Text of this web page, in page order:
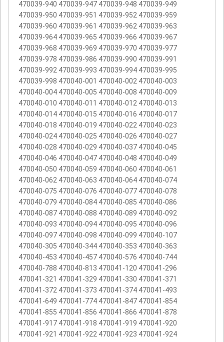
470039-940 470039-947 470039-948 470039-949
470039-950 470039-951 470039-952 470039-959
470039-960 470039-961 470039-962 470039-963
470039-964 470039-965 470039-966 470039-967
470039-968 470039-969 470039-970 470039-977
470039-978 470039-986 470039-990 470039-991
470039-992 470039-993 470039-994 470039-995
470039-998 470040-001 470040-002 470040-003
470040-004 470040-005 470040-008 470040-009
470040-010 470040-011 470040-012 470040-013
470040-014 470040-015 470040-016 470040-017
470040-018 470040-019 470040-022 470040-023
470040-024 470040-025 470040-026 470040-027
470040-028 470040-029 470040-037 470040-045
470040-046 470040-047 470040-048 470040-049
470040-050 470040-059 470040-060 470040-061
470040-062 470040-063 470040-064 470040-074
470040-075 470040-076 470040-077 470040-078
470040-079 470040-084 470040-085 470040-086
470040-087 470040-088 470040-089 470040-092
470040-093 470040-094 470040-095 470040-096
470040-097 470040-098 470040-099 470040-107
470040-305 470040-344 470040-353 470040-363
470040-453 470040-457 470040-576 470040-744
470040-788 470040-813 470041-120 470041-296
470041-321 470041-329 470041-330 470041-371
470041-372 470041-373 470041-374 470041-493
470041-649 470041-774 470041-847 470041-854
470041-855 470041-856 470041-866 470041-878
470041-917 470041-918 470041-919 470041-920
470041-921 470041-922 470041-923 470041-924